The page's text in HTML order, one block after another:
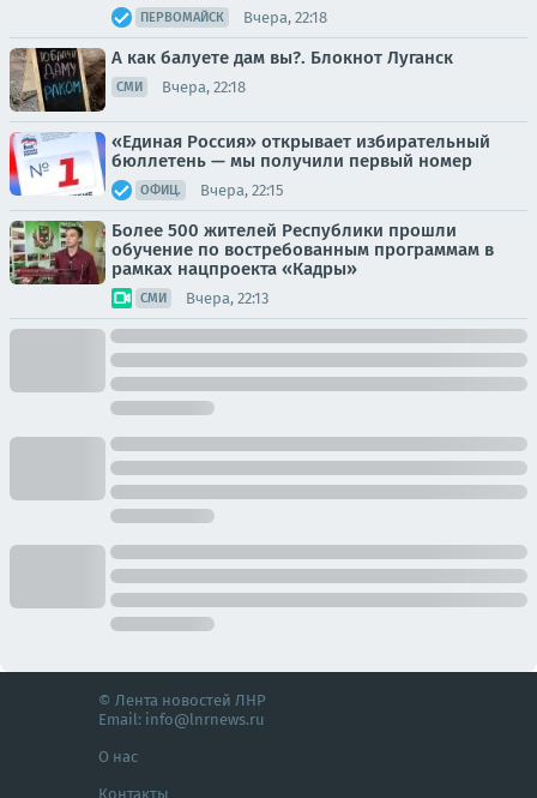
ПЕРВОМАЙСК Вчера, 22:18
А как балуете дам вы?. Блокнот Луганск
СМИ Вчера, 22:18
«Единая Россия» открывает избирательный
бюллетень — мы получили первый номер
ОФИЦ. Вчера, 22:15
Более 500 жителей Республики прошли
обучение по востребованным программам в
рамках нацпроекта «Кадры»
СМИ Вчера, 22:13
© Лента новостей ЛНР
Email: info@lnrnews.ru
О нас
Контакты